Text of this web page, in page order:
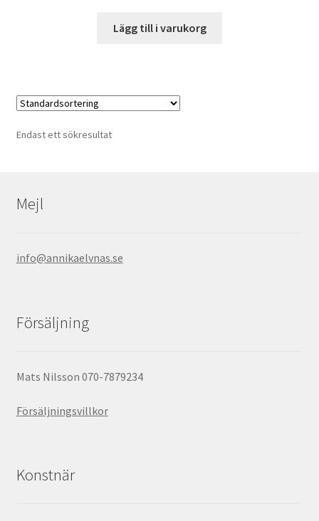
Lägg till i varukorg
Endast ett sökresultat
Mejl
info@annikaelvnas.se
Försäljning
Mats Nilsson 070-7879234
Försäljningsvillkor
Konstnär